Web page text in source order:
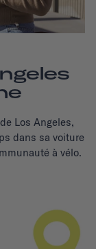
Los Angeles,
dans sa voiture
à vélo.